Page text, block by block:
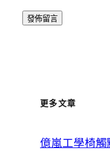
更多文章
億嵐工學椅觸